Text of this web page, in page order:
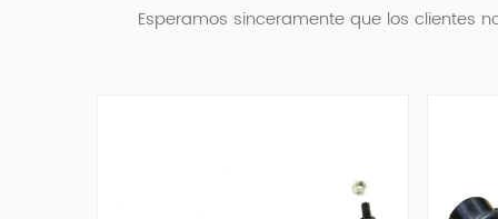
Esperamos sinceramente que los clientes